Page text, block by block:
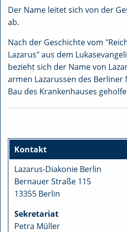
Der Name leitet sich von der
ab.
Nach der Geschichte vom
Lazarus" aus dem
bezieht sich der Name von
armen Lazarussen des
Bau des Krankenhauses
Kontakt
Lazarus-Diakonie Berlin
Bernauer Straße 115
13355 Berlin
Sekretariat
Petra Müller